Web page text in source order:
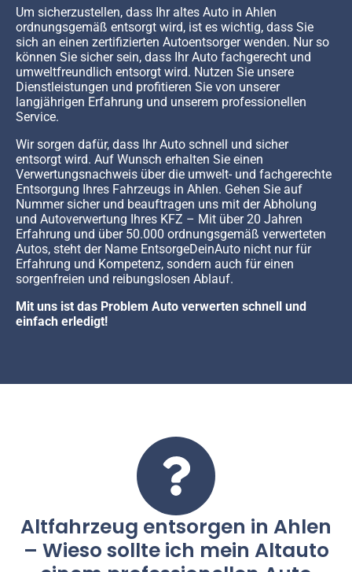
Um sicherzustellen, dass Ihr altes Auto in Ahlen
ordnungsgemäß entsorgt wird, ist es wichtig, dass Sie
sich an einen zertifizierten Autoentsorger wenden. Nur so
können Sie sicher sein, dass Ihr Auto fachgerecht und
umweltfreundlich entsorgt wird. Nutzen Sie unsere
Dienstleistungen und profitieren Sie von unserer
langjährigen Erfahrung und unserem professionellen
Service.
Wir sorgen dafür, dass Ihr Auto schnell und sicher
entsorgt wird. Auf Wunsch erhalten Sie einen
Verwertungsnachweis über die umwelt- und fachgerechte
Entsorgung Ihres Fahrzeugs in Ahlen. Gehen Sie auf
Nummer sicher und beauftragen uns mit der Abholung
und Autoverwertung Ihres KFZ – Mit über 20 Jahren
Erfahrung und über 50.000 ordnungsgemäß verwerteten
Autos, steht der Name EntsorgeDeinAuto nicht nur für
Erfahrung und Kompetenz, sondern auch für einen
sorgenfreien und reibungslosen Ablauf.
Mit uns ist das Problem Auto verwerten schnell und
einfach erledigt!
Altfahrzeug entsorgen in Ahlen
– Wieso sollte ich mein Altauto